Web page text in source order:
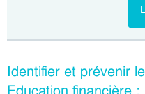
Identifier et prévenir